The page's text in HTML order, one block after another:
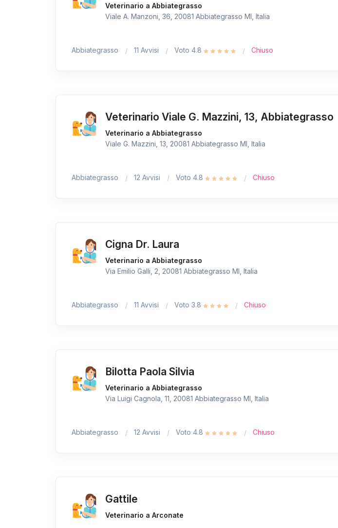
Veterinario a Abbiategrasso
Viale A. Manzoni, 36, 20081 Abbiategrasso MI, Italia
Abbiategrasso 11 Avvisi Voto 4.8 Chiuso
Veterinario Viale G. Mazzini, 13, Abbiategrasso
Veterinario a Abbiategrasso
Viale G. Mazzini, 13, 20081 Abbiategrasso MI, Italia
Abbiategrasso 12 Avvisi Voto 4.8 Chiuso
Cigna Dr. Laura
Veterinario a Abbiategrasso
Via Emilio Galli, 2, 20081 Abbiategrasso MI, Italia
Abbiategrasso 11 Avvisi Voto 3.8 Chiuso
Bilotta Paola Silvia
Veterinario a Abbiategrasso
Via Luigi Cagnola, 11, 20081 Abbiategrasso MI, Italia
Abbiategrasso 12 Avvisi Voto 4.8 Chiuso
Gattile
Veterinario a Arconate